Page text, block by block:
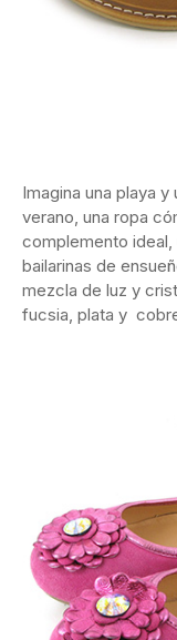
Imagina una playa
verano, una ropa
complemento ideal,
bailarinas de
mezcla de luz y
fucsia, plata y